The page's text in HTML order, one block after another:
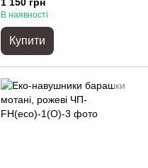
1 150 грн
В наявності
Купити